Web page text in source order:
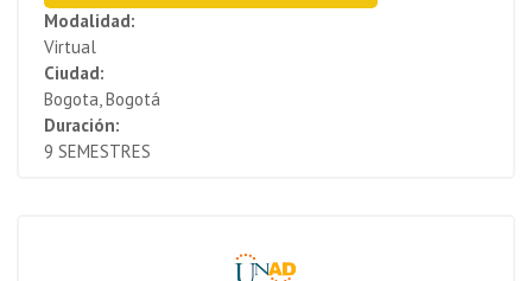
Modalidad:
Virtual
Ciudad:
Bogota, Bogotá
Duración:
9 SEMESTRES